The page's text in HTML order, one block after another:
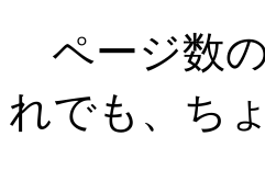
ページ数
れでも、ち